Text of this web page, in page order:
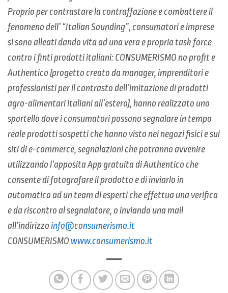
Proprio per contrastare la contraffazione e combattere il
fenomeno dell’ “Italian Sounding”, consumatori e imprese
si sono alleati dando vita ad una vera e propria task force
contro i finti prodotti italiani: CONSUMERISMO no profit e
Authentico (progetto creato da manager, imprenditori e
professionisti per il contrasto dell’imitazione di prodotti
agro-alimentari italiani all’estero), hanno realizzato uno
sportello dove i consumatori possono segnalare in tempo
reale prodotti sospetti che hanno visto nei negozi fisici e sui
siti di e-commerce, segnalazioni che potranno avvenire
utilizzando l’apposita App gratuita di Authentico che
consente di fotografare il prodotto e di inviarlo in
automatico ad un team di esperti che effettua una verifica
e da riscontro al segnalatore, o inviando una mail
all’indirizzo info@consumerismo.it
CONSUMERISMO www.consumerismo.it